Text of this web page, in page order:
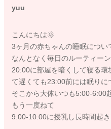
yuu
こんにちは🌞
3ヶ月の赤ちゃんの睡眠につい
なんとなく毎日のルーティー
20:00に部屋を暗くして寝る環
て遅くても23:00前には眠りに
そこから大体いつも5:00-6:00
もう一度ねて
9:00-10:00に授乳し長時間起き